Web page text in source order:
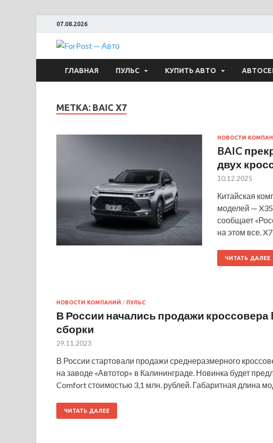
07.08.2026
ForPost — Авто
ГЛАВНАЯ ПУЛЬС КУПИТЬ АВТО
МЕТКА: BAIC X7
НОВОСТИ
BAIC
двух
10.12.2025
Китайская
моделей —
сообщает
на этом все.
ЧИТАТЬ ДАЛЕЕ
НОВОСТИ КОМПАНИЙ / ПУЛЬС
В России начались продажи кроссовера
сборки
29.11.2023
В России стартовали продажи среднеразмерного
на заводе «Автотор» в Калининграде. Новинка будет
Comfort стоимостью 3,1 млн. рублей. Габаритная длина
ЧИТАТЬ ДАЛЕЕ